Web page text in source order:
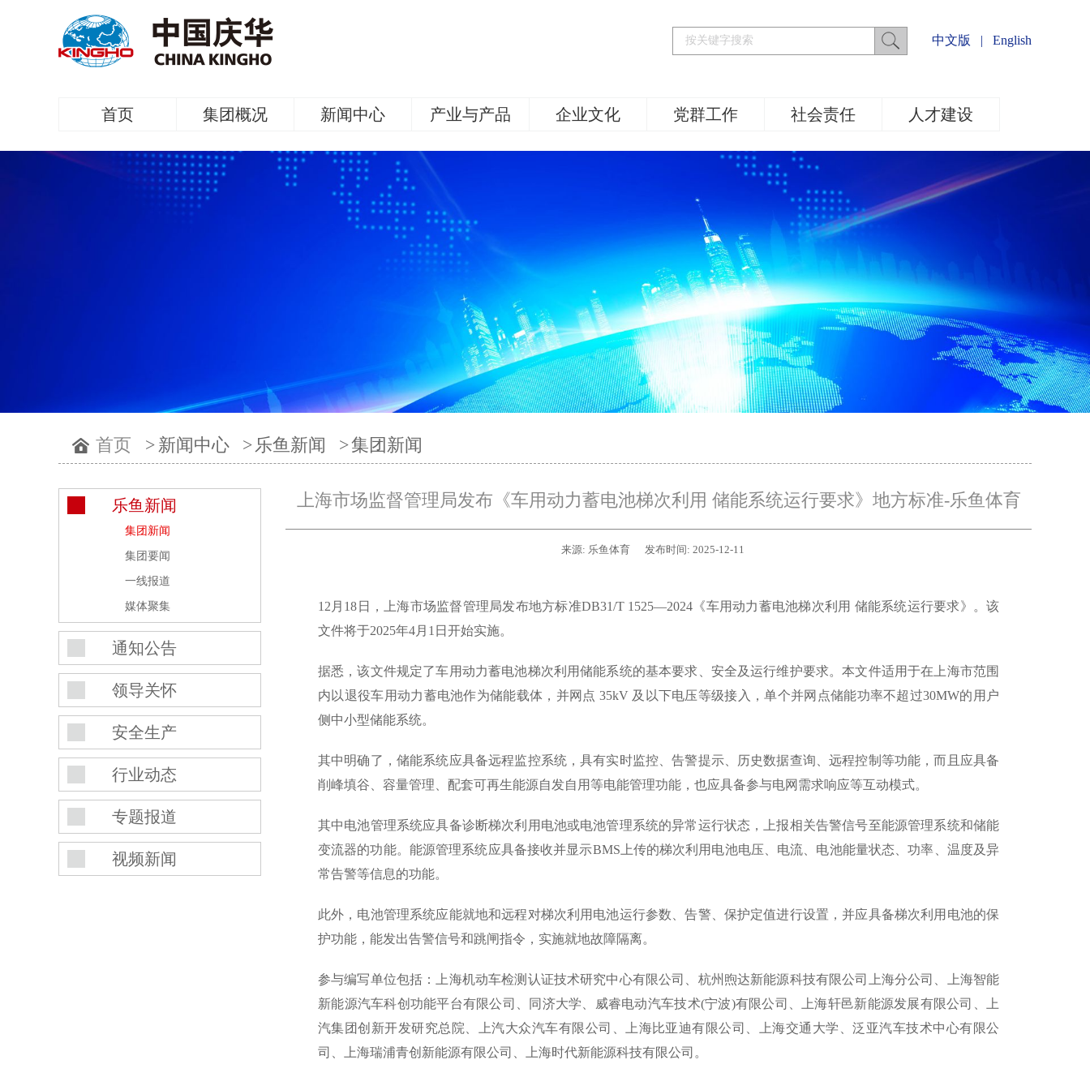
中文版 | English
首页 集团概况 新闻中心 产业与产品 企业文化 党群工作 社会责任 人才建设
首页 > 新闻中心 > 乐鱼新闻 >集团新闻
乐鱼新闻
集团新闻
集团要闻
一线报道
媒体聚集
通知公告
领导关怀
安全生产
行业动态
专题报道
视频新闻
上海市场监督管理局发布《车用动力蓄电池梯次利用 储能系统运行要求》地方标准-乐鱼体育
来源: 乐鱼体育 发布时间: 2025-12-11
12月18日，上海市场监督管理局发布地方标准DB31/T 1525—2024《车用动力蓄电池梯次利用 储能系统运行要求》。该
文件将于2025年4月1日开始实施。
据悉，该文件规定了车用动力蓄电池梯次利用储能系统的基本要求、安全及运行维护要求。本文件适用于在上海市范围
内以退役车用动力蓄电池作为储能载体，并网点 35kV 及以下电压等级接入，单个并网点储能功率不超过30MW的用户
侧中小型储能系统。
其中明确了，储能系统应具备远程监控系统，具有实时监控、告警提示、历史数据查询、远程控制等功能，而且应具备
削峰填谷、容量管理、配套可再生能源自发自用等电能管理功能，也应具备参与电网需求响应等互动模式。
其中电池管理系统应具备诊断梯次利用电池或电池管理系统的异常运行状态，上报相关告警信号至能源管理系统和储能
变流器的功能。能源管理系统应具备接收并显示BMS上传的梯次利用电池电压、电流、电池能量状态、功率、温度及异
常告警等信息的功能。
此外，电池管理系统应能就地和远程对梯次利用电池运行参数、告警、保护定值进行设置，并应具备梯次利用电池的保
护功能，能发出告警信号和跳闸指令，实施就地故障隔离。
参与编写单位包括：上海机动车检测认证技术研究中心有限公司、杭州煦达新能源科技有限公司上海分公司、上海智能
新能源汽车科创功能平台有限公司、同济大学、威睿电动汽车技术(宁波)有限公司、上海轩邑新能源发展有限公司、上
汽集团创新开发研究总院、上汽大众汽车有限公司、上海比亚迪有限公司、上海交通大学、泛亚汽车技术中心有限公
司、上海瑞浦青创新能源有限公司、上海时代新能源科技有限公司。